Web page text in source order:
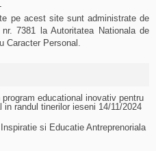
pe acest site sunt administrate de
7381 la Autoritatea Nationala de
Caracter Personal.
educational inovativ pentru
in randul tinerilor ieseni 14/11/2024
si Educatie Antreprenoriala